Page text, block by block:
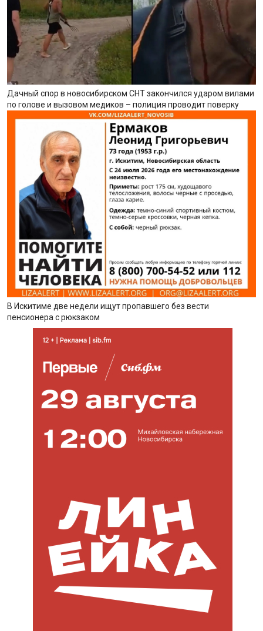
Дачный спор в новосибирском СНТ закончился ударом вилами
по голове и вызовом медиков – полиция проводит поверку
В Искитиме две недели ищут пропавшего без вести
пенсионера с рюкзаком